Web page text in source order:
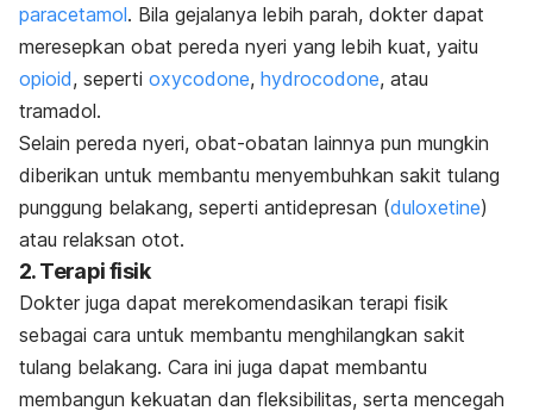
paracetamol. Bila gejalanya lebih parah, dokter dapat
meresepkan obat pereda nyeri yang lebih kuat, yaitu
opioid, seperti oxycodone, hydrocodone, atau
tramadol.
Selain pereda nyeri, obat-obatan lainnya pun mungkin
diberikan untuk membantu menyembuhkan sakit tulang
punggung belakang, seperti antidepresan (duloxetine)
atau relaksan otot.
2. Terapi fisik
Dokter juga dapat merekomendasikan terapi fisik
sebagai cara untuk membantu menghilangkan sakit
tulang belakang. Cara ini juga dapat membantu
membangun kekuatan dan fleksibilitas, serta mencegah